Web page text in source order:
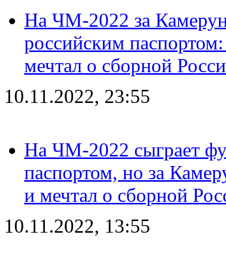
На ЧМ-2022 за
российским
мечтал о сборной
10.11.2022, 23:55
На ЧМ-2022 сыграет
паспортом, но за
и мечтал о сборной
10.11.2022, 13:55